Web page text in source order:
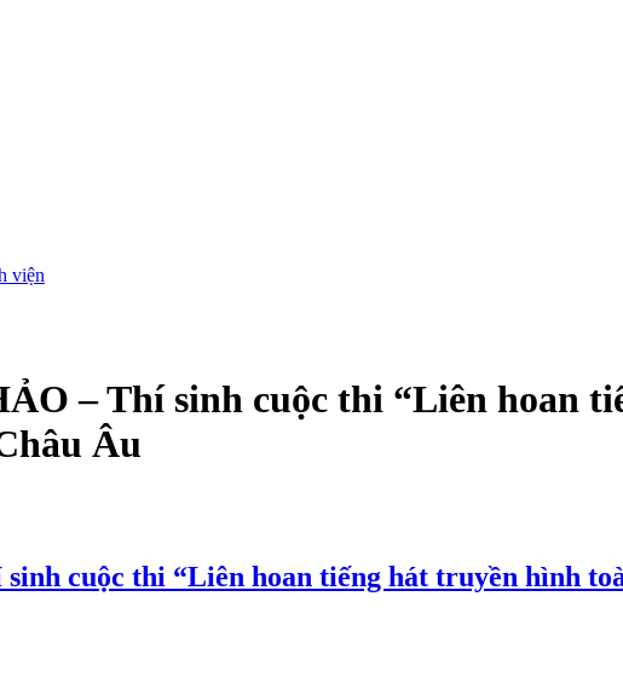
viện
– Thí sinh cuộc thi “Liên hoan
Âu
cuộc thi “Liên hoan tiếng hát truyền hình